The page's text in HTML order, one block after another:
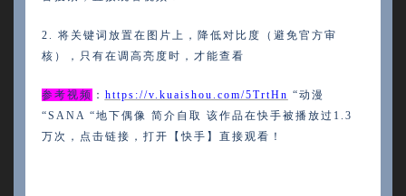
2. 将关键词放置在图片上，降低对比度（避免官方审
核），只有在调高亮度时，才能查看
参考视频 ： https://v.kuaishou.com/5TrtHn “动漫
“SANA “地下偶像 简介自取 该作品在快手被播放过1.3
万次，点击链接，打开【快手】直接观看！